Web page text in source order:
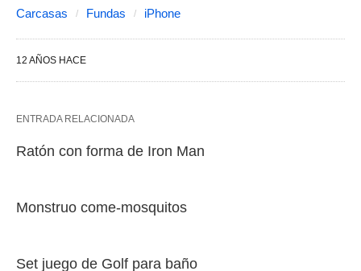
Carcasas Fundas iPhone
12 AÑOS HACE
ENTRADA RELACIONADA
Ratón con forma de Iron Man
Monstruo come-mosquitos
Set juego de Golf para baño